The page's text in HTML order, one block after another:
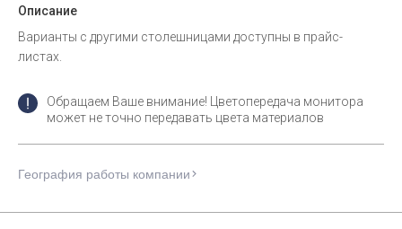
Описание
Варианты с другими столешницами доступны в прайс-
листах.
Обращаем Ваше внимание! Цветопередача монитора
может не точно передавать цвета материалов
География работы компании